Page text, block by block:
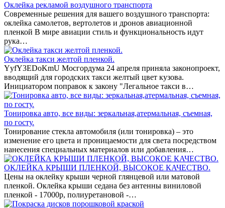
Оклейка рекламой воздушного транспорта
Современные решения для вашего воздушного транспорта:
оклейка самолетов, вертолетов и дронов авиационной
пленкой В мире авиации стиль и функциональность идут
рука…
Оклейка такси желтой пленкой.
YyfY3EDoKmU Мосгордума 24 апреля приняла законопроект,
вводящий для городских такси желтый цвет кузова.
Инициатором поправок к закону "Легальное такси в…
Тонировка авто, все виды: зеркальная,атермальная, съемная,
по госту.
Тонирование стекла автомобиля (или тонировка) – это
изменение его цвета и проницаемости для света посредством
нанесения специальных материалов или добавления…
ОКЛЕЙКА КРЫШИ ПЛЕНКОЙ, ВЫСОКОЕ КАЧЕСТВО.
Цены на оклейку крыши черной глянцевой или матовой
пленкой. Оклейка крыши седана без антенны виниловой
пленкой - 17000р, полиуретановой -…